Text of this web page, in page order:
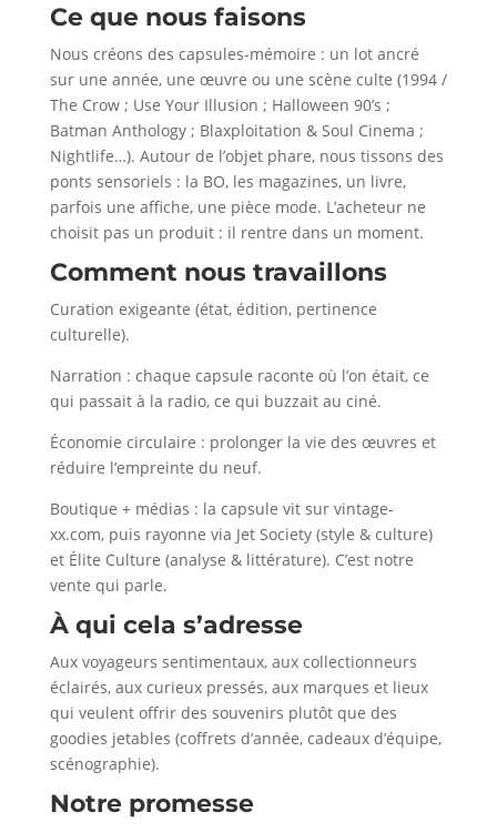
Ce que nous faisons
Nous créons des capsules-mémoire : un lot ancré
sur une année, une œuvre ou une scène culte (1994 /
The Crow ; Use Your Illusion ; Halloween 90’s ;
Batman Anthology ; Blaxploitation & Soul Cinema ;
Nightlife…). Autour de l’objet phare, nous tissons des
ponts sensoriels : la BO, les magazines, un livre,
parfois une affiche, une pièce mode. L’acheteur ne
choisit pas un produit : il rentre dans un moment.
Comment nous travaillons
Curation exigeante (état, édition, pertinence
culturelle).
Narration : chaque capsule raconte où l’on était, ce
qui passait à la radio, ce qui buzzait au ciné.
Économie circulaire : prolonger la vie des œuvres et
réduire l’empreinte du neuf.
Boutique + médias : la capsule vit sur vintage-
xx.com, puis rayonne via Jet Society (style & culture)
et Élite Culture (analyse & littérature). C’est notre
vente qui parle.
À qui cela s’adresse
Aux voyageurs sentimentaux, aux collectionneurs
éclairés, aux curieux pressés, aux marques et lieux
qui veulent offrir des souvenirs plutôt que des
goodies jetables (coffrets d’année, cadeaux d’équipe,
scénographie).
Notre promesse